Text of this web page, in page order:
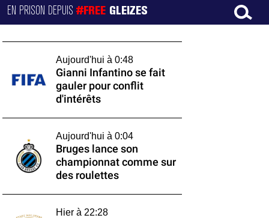
EN PRISON DEPUIS#FREE GLEIZES
Aujourd'hui à 0:48
Gianni Infantino se fait
gauler pour conflit
d'intérêts
Aujourd'hui à 0:04
Bruges lance son
championnat comme sur
des roulettes
Hier à 22:28